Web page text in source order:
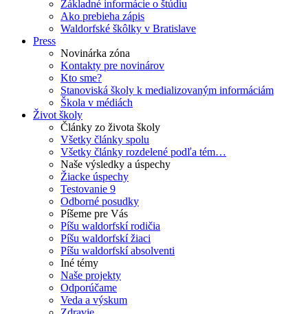
Základné informácie o štúdiu
Ako prebieha zápis
Waldorfské škôlky v Bratislave
Press
Novinárka zóna
Kontakty pre novinárov
Kto sme?
Stanoviská školy k medializovaným informáciám
Škola v médiách
Život školy
Články zo života školy
Všetky články spolu
Všetky články rozdelené podľa tém…
Naše výsledky a úspechy
Žiacke úspechy
Testovanie 9
Odborné posudky
Píšeme pre Vás
Píšu waldorfskí rodičia
Píšu waldorfskí žiaci
Píšu waldorfskí absolventi
Iné témy
Naše projekty
Odporúčame
Veda a výskum